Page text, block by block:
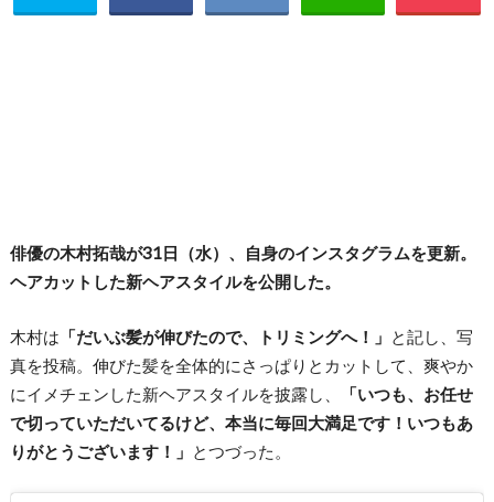
俳優の木村拓哉が31日（水）、自身のインスタグラムを更新。
ヘアカットした新ヘアスタイルを公開した。
木村は 「だいぶ髪が伸びたので、トリミングへ！」 と記し、写
真を投稿。伸びた髪を全体的にさっぱりとカットして、爽やか
にイメチェンした新ヘアスタイルを披露し、
「いつも、お任せ
で切っていただいてるけど、本当に毎回大満足です！いつもあ
りがとうございます！」 とつづった。